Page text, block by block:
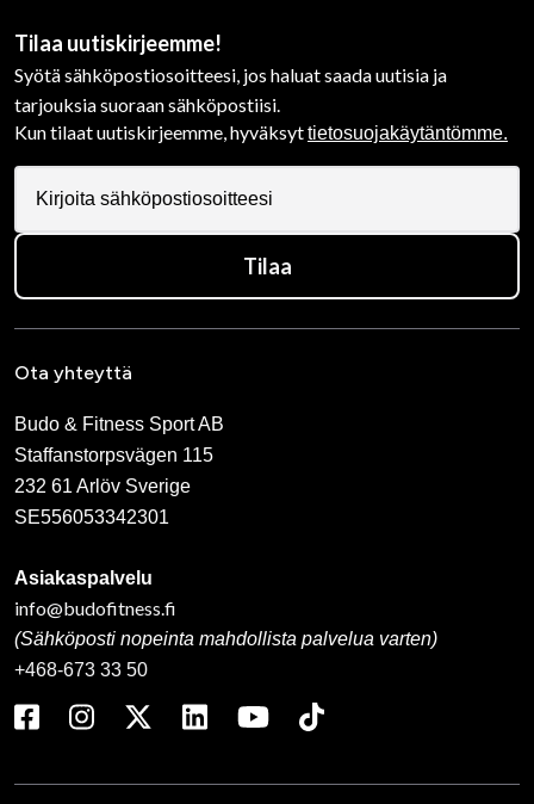
Tilaa uutiskirjeemme!
Syötä sähköpostiosoitteesi, jos haluat saada uutisia ja
tarjouksia suoraan sähköpostiisi.
Kun tilaat uutiskirjeemme, hyväksyttietosuojakäytäntömme.
Tilaa
Ota yhteyttä
Budo & Fitness Sport AB
Staffanstorpsvägen 115
232 61 Arlöv Sverige
SE556053342301
Asiakaspalvelu
info@budofitness.fi
(Sähköposti nopeinta mahdollista palvelua varten)
+468-673 33 50